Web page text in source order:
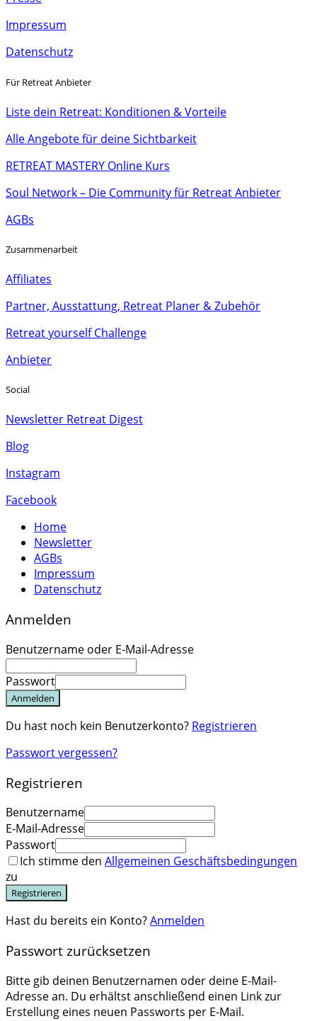
Impressum
Datenschutz
Für Retreat Anbieter
Liste dein Retreat: Konditionen & Vorteile
Alle Angebote für deine Sichtbarkeit
RETREAT MASTERY Online Kurs
Soul Network – Die Community für Retreat Anbieter
AGBs
Zusammenarbeit
Affiliates
Partner, Ausstattung, Retreat Planer & Zubehör
Retreat yourself Challenge
Anbieter
Social
Newsletter Retreat Digest
Blog
Instagram
Facebook
Home
Newsletter
AGBs
Impressum
Datenschutz
Anmelden
Benutzername oder E-Mail-Adresse
Passwort
Anmelden
Du hast noch kein Benutzerkonto? Registrieren
Passwort vergessen?
Registrieren
Benutzername
E-Mail-Adresse
Passwort
Ich stimme den Allgemeinen Geschäftsbedingungen
zu
Registrieren
Hast du bereits ein Konto?Anmelden
Passwort zurücksetzen
Bitte gib deinen Benutzernamen oder deine E-Mail-
Adresse an. Du erhältst anschließend einen Link zur
Erstellung eines neuen Passworts per E-Mail.